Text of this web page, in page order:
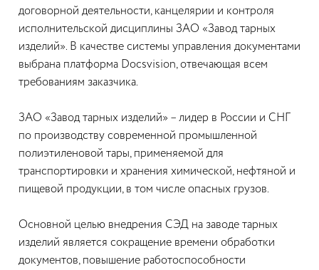
договорной деятельности, канцелярии и контроля
исполнительской дисциплины ЗАО «Завод тарных
изделий». В качестве системы управления документами
выбрана платформа Docsvision, отвечающая всем
требованиям заказчика.
ЗАО «Завод тарных изделий» – лидер в России и СНГ
по производству современной промышленной
полиэтиленовой тары, применяемой для
транспортировки и хранения химической, нефтяной и
пищевой продукции, в том числе опасных грузов.
Основной целью внедрения СЭД на заводе тарных
изделий является сокращение времени обработки
документов, повышение работоспособности